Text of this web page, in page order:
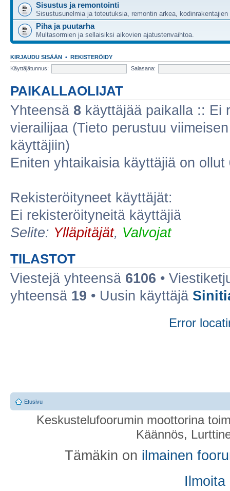
Sisustus ja remontointi
Sisustusunelmia ja toteutuksia, remontin arkea,
Piha ja puutarha
Multasormien ja sellaisiksi aikovien ajatustenvaihtoa.
KIRJAUDU SISÄÄN • REKISTERÖIDY
Käyttäjätunnus:
Salasana:
PAIKALLAOLIJAT
Yhteensä 8 käyttäjää paikalla :: Ei
vierailijaa (Tieto perustuu
käyttäjiin)
Eniten yhtaikaisia käyttäjiä on ollut
Rekisteröityneet käyttäjät:
Ei rekisteröityneitä käyttäjiä
Selite: Ylläpitäjät, Valvojat
TILASTOT
Viestejä yhteensä 6106 •
yhteensä 19 • Uusin käyttäjä
Error
Etusivu
Keskustelufoorumin moottorina
Käännös,
Tämäkin on ilmainen